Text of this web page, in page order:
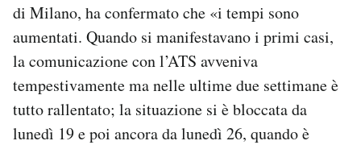
di Milano, ha confermato che «i tempi sono
aumentati. Quando si manifestavano i primi casi,
la comunicazione con l’ATS avveniva
tempestivamente ma nelle ultime due settimane è
tutto rallentato; la situazione si è bloccata da
lunedì 19 e poi ancora da lunedì 26, quando è